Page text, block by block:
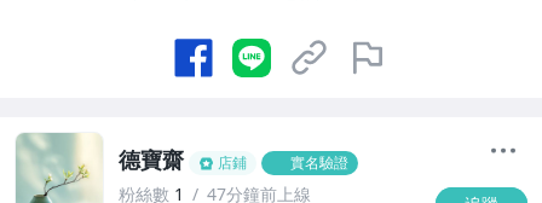
德寶齋 店鋪 實名驗證
粉絲數 1 47分鐘前上線